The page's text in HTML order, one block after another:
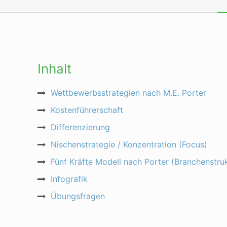
Inhalt
Wettbewerbsstrategien nach M.E. Porter
Kostenführerschaft
Differenzierung
Nischenstrategie / Konzentration (Focus)
Fünf Kräfte Modell nach Porter
Infografik
Übungsfragen